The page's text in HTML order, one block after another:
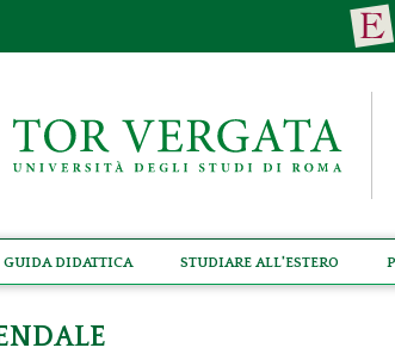
Guida didattica Studiare all'estero